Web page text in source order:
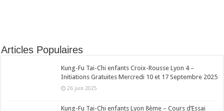
Articles Populaires
Kung-Fu Tai-Chi enfants Croix-Rousse Lyon 4 –
Initiations Gratuites Mercredi 10 et 17 Septembre 2025
26 juin 2025
Kung-Fu Tai-Chi enfants Lyon 8ème – Cours d’Essai